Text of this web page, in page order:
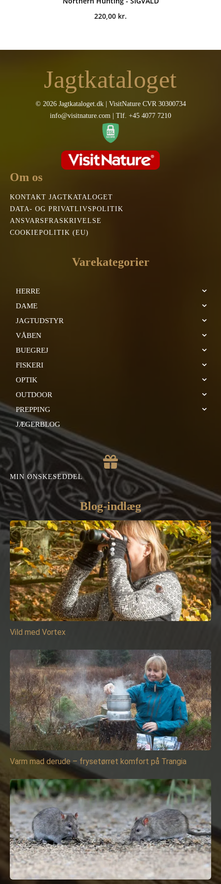
220,00 kr.
Jagtkataloget
© 2026 Jagtkataloget.dk | VisitNature CVR 30300734
info@visitnature.com | Tlf. +45 4077 7210
Om os
KONTAKT JAGTKATALOGET
DATA- OG PRIVATLIVSPOLITIK
ANSVARSFRASKRIVELSE
COOKIEPOLITIK (EU)
Varekategorier
HERRE
DAME
JAGTUDSTYR
VÅBEN
BUEGREJ
FISKERI
OPTIK
OUTDOOR
PREPPING
JÆGERBLOG
MIN ØNSKESEDDEL
Blog-indlæg
Vild med Vortex
Varm mad derude – frysetørret komfort på Trangia